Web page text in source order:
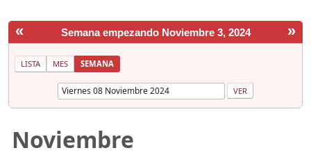
« »
Semana empezando Noviembre 3, 2024
LISTA MES SEMANA
Noviembre